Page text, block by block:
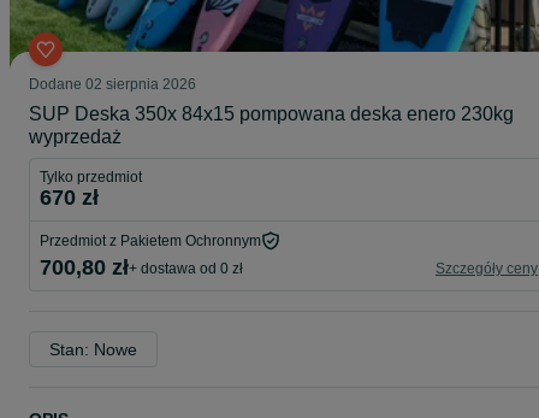
Dodane 02 sierpnia 2026
SUP Deska 350x 84x15 pompowana deska enero 230kg
wyprzedaż
Tylko przedmiot
670 zł
Przedmiot z Pakietem Ochronnym
700,80 zł+ dostawa od 0 zł Szczegóły ceny
Stan: Nowe